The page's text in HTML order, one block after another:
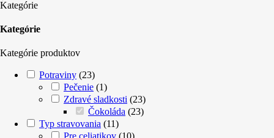
Kategórie
Kategórie
Kategórie produktov
Potraviny (23)
Pečenie (1)
Zdravé sladkosti (23)
Čokoláda (23)
Typ stravovania (11)